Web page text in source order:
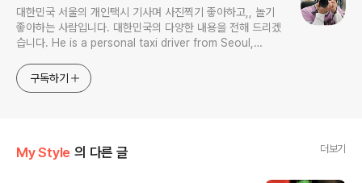
대한민국 서울의 개인택시 기사며 사진찍기 좋아하고,, 놀기
좋아하는 사람입니다. 대한민국의 다양한 내용을 전해 드리겠
습니다. He is a personal taxi driver from Seoul,
play. I will give you various contents of Korea.
구독하기
My Style 의 다른 글 더보기